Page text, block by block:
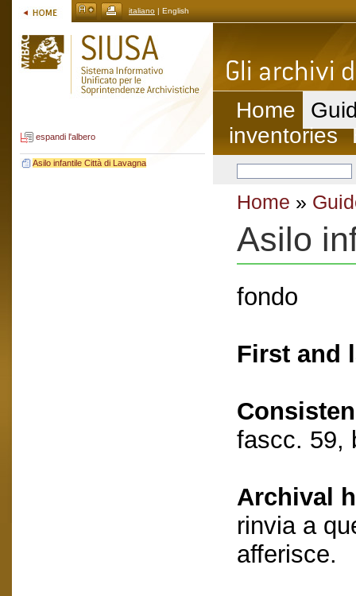
italiano | English
espandi l'albero
Asilo infantile Città di Lavagna
Home
inventories
Home »
Asilo
fondo
First and
fascc. 59,
Archival
rinvia a
afferisce.